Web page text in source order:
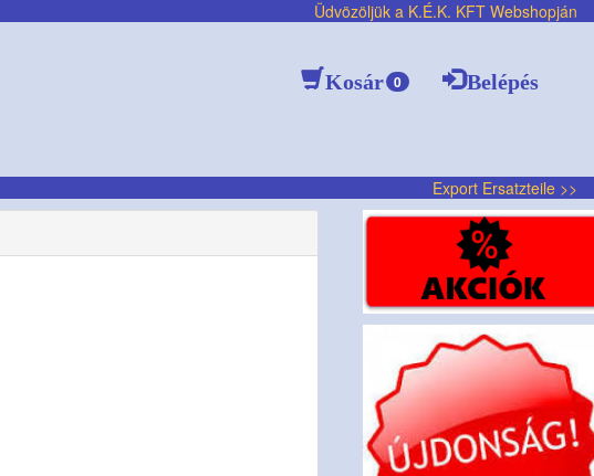
Üdvözöljük a K.É.K. KFT Webshopján
0
Kosár Belépés
Export Ersatzteile >>